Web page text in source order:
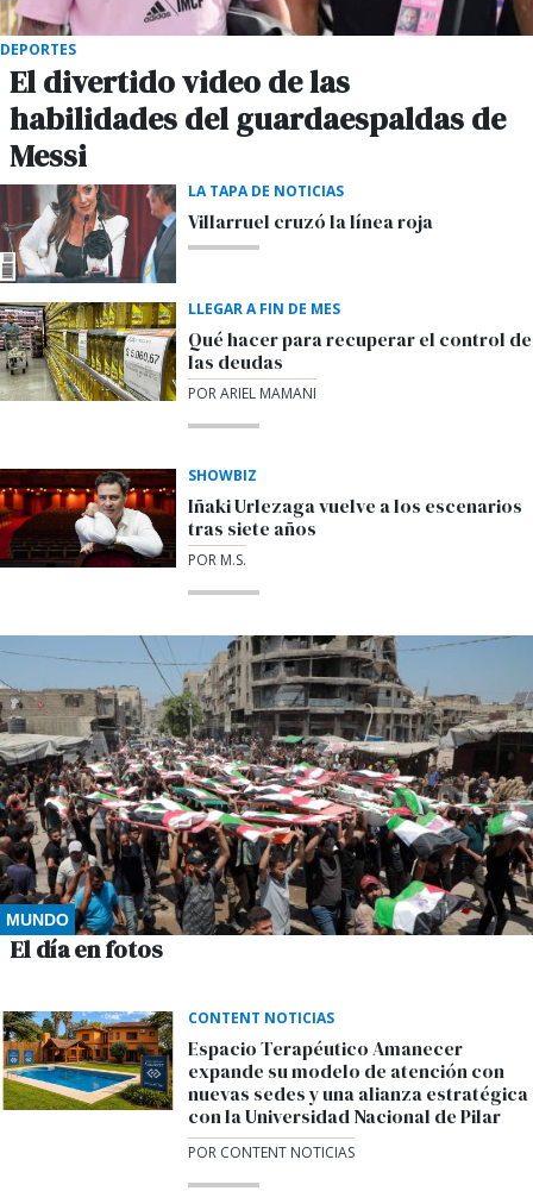
DEPORTES
El divertido video de las
habilidades del guardaespaldas de
Messi
LA TAPA DE NOTICIAS
Villarruel cruzó la línea roja
LLEGAR A FIN DE MES
Qué hacer para recuperar el control de
las deudas
POR ARIEL MAMANI
SHOWBIZ
Iñaki Urlezaga vuelve a los escenarios
tras siete años
POR M.S.
MUNDO
El día en fotos
CONTENT NOTICIAS
Espacio Terapéutico Amanecer
expande su modelo de atención con
nuevas sedes y una alianza estratégica
con la Universidad Nacional de Pilar
POR CONTENT NOTICIAS